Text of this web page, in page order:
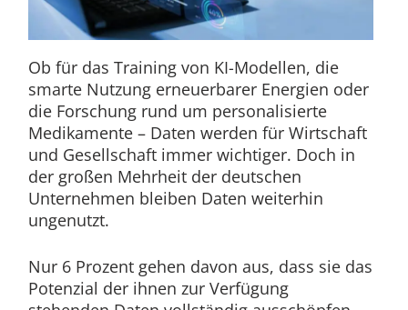
Ob für das Training von KI-Modellen, die
smarte Nutzung erneuerbarer Energien oder
die Forschung rund um personalisierte
Medikamente – Daten werden für Wirtschaft
und Gesellschaft immer wichtiger. Doch in
der großen Mehrheit der deutschen
Unternehmen bleiben Daten weiterhin
ungenutzt.
Nur 6 Prozent gehen davon aus, dass sie das
Potenzial der ihnen zur Verfügung